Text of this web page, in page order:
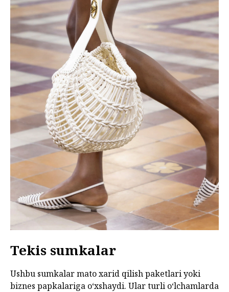
Tekis sumkalar
Ushbu sumkalar mato xarid qilish paketlari yoki
biznes papkalariga o‘xshaydi. Ular turli o‘lchamlarda